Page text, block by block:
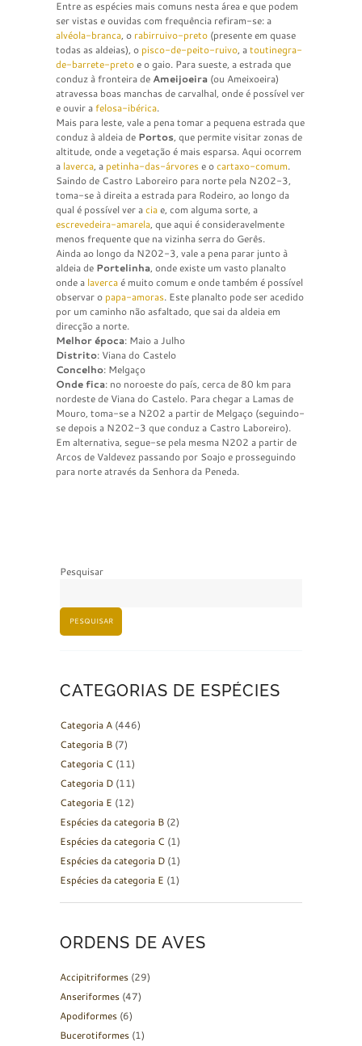
Entre as espécies mais comuns nesta área e que podem
ser vistas e ouvidas com frequência refiram-se: a
alvéola-branca, o rabirruivo-preto (presente em quase
todas as aldeias), o pisco-de-peito-ruivo, atoutinegra-
de-barrete-pretoe o gaio. Para sueste, a estrada que
conduz à fronteira de Ameijoeira (ou Ameixoeira)
atravessa boas manchas de carvalhal, onde é possível ver
e ouvir afelosa-ibérica.
Mais para leste, vale a pena tomar a pequena estrada que
conduz à aldeia de Portos, que permite visitar zonas de
altitude, onde a vegetação é mais esparsa. Aqui ocorrem
a laverca, a petinha-das-árvorese ocartaxo-comum.
Saindo de Castro Laboreiro para norte pela N202-3,
toma-se à direita a estrada para Rodeiro, ao longo da
qual é possível ver aciae, com alguma sorte, a
escrevedeira-amarela, que aqui é consideravelmente
menos frequente que na vizinha serra do Gerês.
Ainda ao longo da N202-3, vale a pena parar junto à
aldeia de Portelinha, onde existe um vasto planalto
onde a lavercaé muito comum e onde também é possível
observar o papa-amoras. Este planalto pode ser acedido
por um caminho não asfaltado, que sai da aldeia em
direcção a norte.
Melhor época: Maio a Julho
Distrito: Viana do Castelo
Concelho: Melgaço
Onde fica: no noroeste do país, cerca de 80 km para
nordeste de Viana do Castelo. Para chegar a Lamas de
Mouro, toma-se a N202 a partir de Melgaço (seguindo-
se depois a N202-3 que conduz a Castro Laboreiro).
Em alternativa, segue-se pela mesma N202 a partir de
Arcos de Valdevez passando por Soajo e prosseguindo
para norte através da Senhora da Peneda.
Pesquisar
PESQUISAR
CATEGORIAS DE ESPÉCIES
Categoria A (446)
Categoria B (7)
Categoria C (11)
Categoria D (11)
Categoria E (12)
Espécies da categoria B (2)
Espécies da categoria C (1)
Espécies da categoria D (1)
Espécies da categoria E (1)
ORDENS DE AVES
Accipitriformes (29)
Anseriformes (47)
Apodiformes (6)
Bucerotiformes (1)